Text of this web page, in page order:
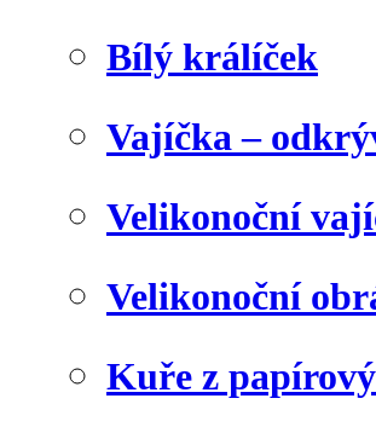
Bílý králíček
Vajíčka –
Velikonoční
Velikonoční
Kuře z